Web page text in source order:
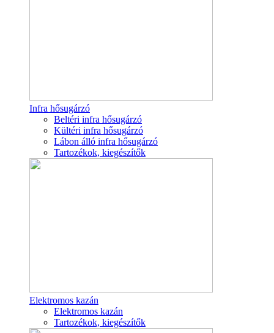
Infra hősugárzó
Beltéri infra hősugárzó
Kültéri infra hősugárzó
Lábon álló infra hősugárzó
Tartozékok, kiegészítők
Elektromos kazán
Elektromos kazán
Tartozékok, kiegészítők